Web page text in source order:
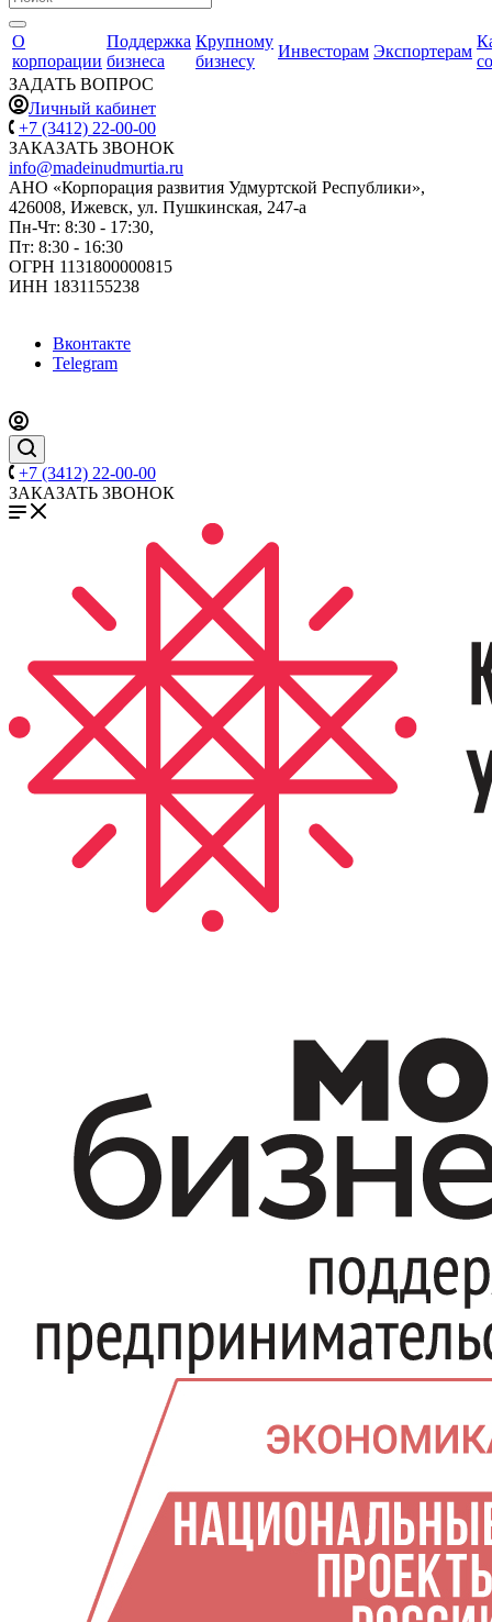
О
корпорации
Поддержка
бизнеса
Крупному
бизнесу
Инвесторам Экспортерам
ЗАДАТЬ ВОПРОС
Личный кабинет
+7 (3412) 22-00-00
ЗАКАЗАТЬ ЗВОНОК
info@madeinudmurtia.ru
АНО «Корпорация развития Удмуртской Республики»,
426008, Ижевск, ул. Пушкинская, 247-а
Пн-Чт: 8:30 - 17:30,
Пт: 8:30 - 16:30
ОГРН 1131800000815
ИНН 1831155238
Вконтакте
Telegram
+7 (3412) 22-00-00
ЗАКАЗАТЬ ЗВОНОК